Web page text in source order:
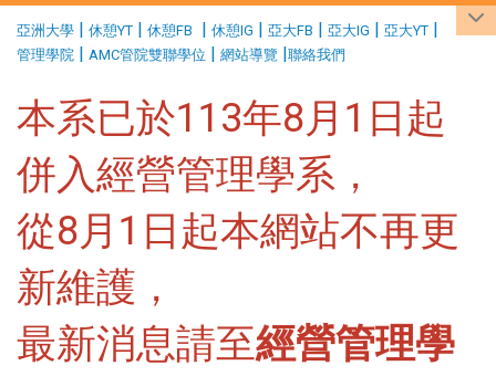
亞洲大學 | 休憩YT | 休憩FB | 休憩IG | 亞大FB | 亞大IG | 亞大YT |
管理學院 | AMC管院雙聯學位 | 網站導覽 |聯絡我們
本系已於113年8月1日起
併入經營管理學系，
從8月1日起本網站不再更
新維護，
最新消息請至經營管理學